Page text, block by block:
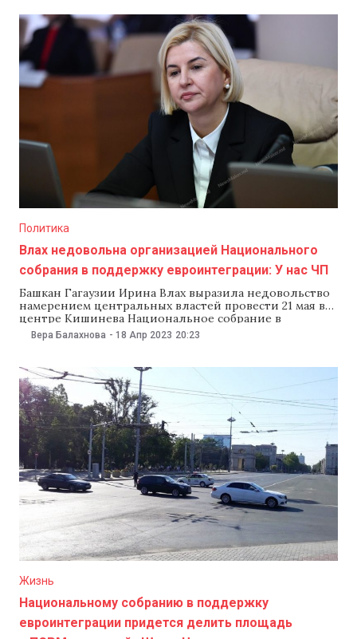
Бэнулеску-Бодони. Весь общественный транспорт
перенаправят на прилегающие улицы.
Политика
Влах недовольна организацией Национального
собрания в поддержку евроинтеграции: У нас ЧП
Башкан Гагаузии Ирина Влах выразила недовольство
намерением центральных властей провести 21 мая в
центре Кишинева Национальное собрание в
поддержку европейской интеграции Молдовы. В
эфире передачи «Descifrat» на канале Agora Влах
страны, но не мероприятие, запланированное на 21
мая. «Что мы будем делать на этом собрании? У
Вера Балахнова - 18 Апр 2023 20:23
Жизнь
Национальному собранию в поддержку
евроинтеграции придется делить площадь